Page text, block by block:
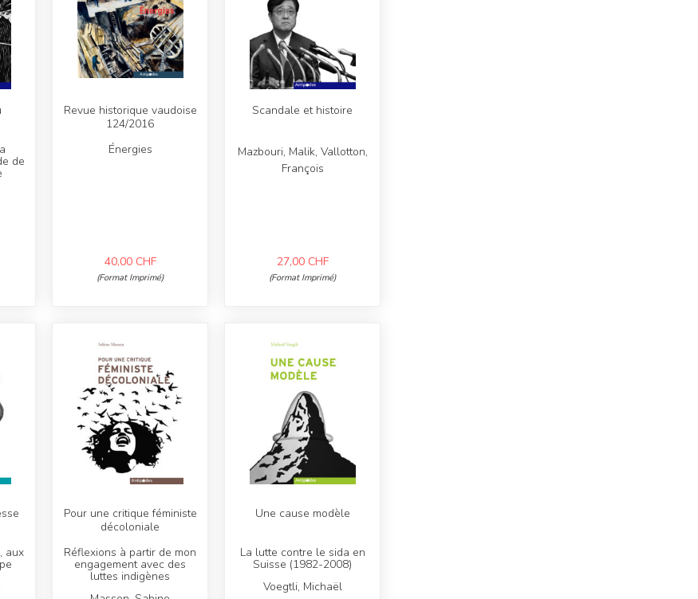
de
Revue historique vaudoise
124/2016
Énergies
40,00 CHF
(Format Imprimé)
Scandale et histoire
Mazbouri, Malik, Vallotton,
François
27,00 CHF
(Format Imprimé)
aux
Pour une critique féministe
décoloniale
Réflexions à partir de mon
engagement avec des
luttes indigènes
Une cause modèle
La lutte contre le sida en
Suisse (1982-2008)
Voegtli, Michaël